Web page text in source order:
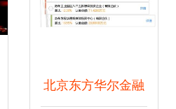
北京东方华尔金融